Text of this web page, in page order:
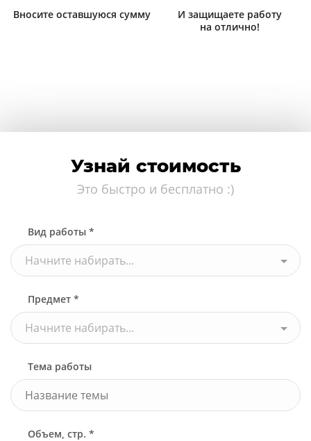
Вносите оставшуюся сумму
И защищаете работу
на отлично!
Узнай стоимость
Это быстро и бесплатно :)
Вид работы *
Начните набирать...
Предмет *
Начните набирать...
Тема работы
Объем, стр. *